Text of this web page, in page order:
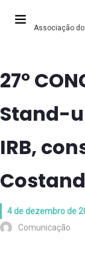
Associação
27°
Stand-
IRB,
4 de dezembro de
Comunicação